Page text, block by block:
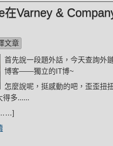
在Varney &
文章
首先說一段題外話，今天查詢外
博客——獨立的IT博~
怎麼說呢，挺感動的吧，歪歪扭
得多......